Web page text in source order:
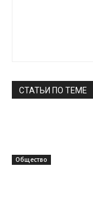
СТАТЬИ ПО ТЕМЕ
Общество